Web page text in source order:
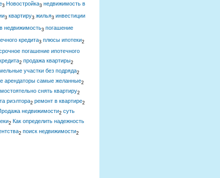
3 Новостройка3 недвижимость в
3 квартиру3 жилья3 инвестиции
в недвижимость3 погашение
кредита3 плюсы ипотеки2
погашение ипотечного
2 продажа квартиры2
участки без подряда2
арендаторы самые желанные2
снять квартиру2
риэлтора2 ремонт в квартире2
недвижимости2 суть
2 Как определить надежность
2 поиск недвижимости2